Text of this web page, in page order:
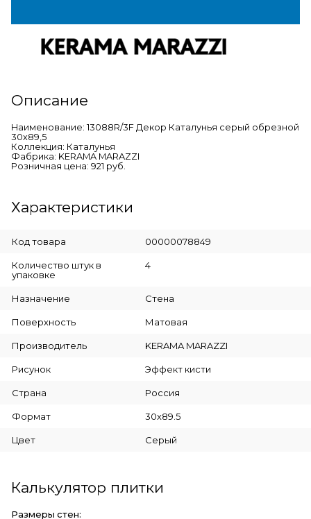
Описание
Наименование: 13088R/3F Декор Каталунья серый обрезной
30х89,5
Коллекция: Каталунья
Фабрика: KERAMA MARAZZI
Розничная цена: 921 руб.
Характеристики
Код товара 00000078849
Количество штук в
упаковке
4
Назначение Стена
Поверхность Матовая
Производитель KERAMA MARAZZI
Рисунок Эффект кисти
Страна Россия
Формат 30х89.5
Цвет Серый
Калькулятор плитки
Размеры стен: